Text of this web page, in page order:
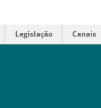
Legislação Canais